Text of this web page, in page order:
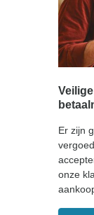
Er zijn
onze